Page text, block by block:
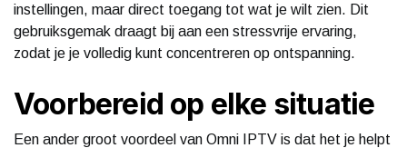
instellingen, maar direct toegang tot wat je wilt zien. Dit
gebruiksgemak draagt bij aan een stressvrije ervaring,
zodat je je volledig kunt concentreren op ontspanning.
Voorbereid op elke situatie
Een ander groot voordeel van Omni IPTV is dat het je helpt